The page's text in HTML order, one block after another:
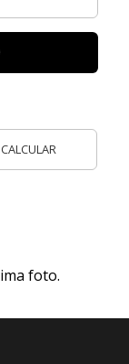
CALCULAR
foto.